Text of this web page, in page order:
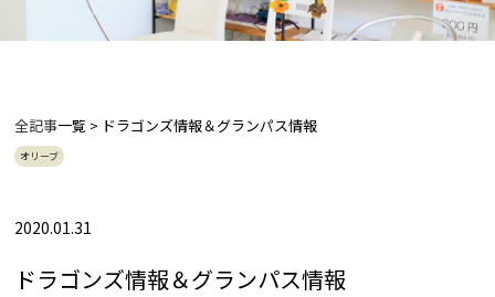
全記事一覧 > ドラゴンズ情報＆グランパス情報
オリーブ
2020.01.31
ドラゴンズ情報＆グランパス情報